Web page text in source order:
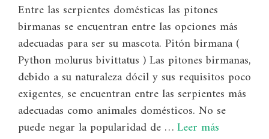
Entre las serpientes domésticas las pitones
birmanas se encuentran entre las opciones más
adecuadas para ser su mascota. Pitón birmana (
Python molurus bivittatus ) Las pitones birmanas,
debido a su naturaleza dócil y sus requisitos poco
exigentes, se encuentran entre las serpientes más
adecuadas como animales domésticos. No se
puede negar la popularidad de …Leer más